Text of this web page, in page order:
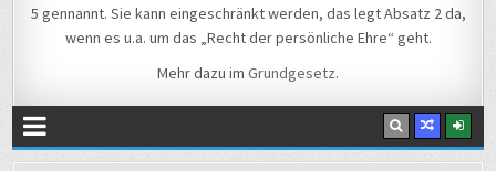
5 gennannt. Sie kann eingeschränkt werden, das legt Absatz 2 da,
wenn es u.a. um das „Recht der persönliche Ehre“ geht.
Mehr dazu im Grundgesetz.